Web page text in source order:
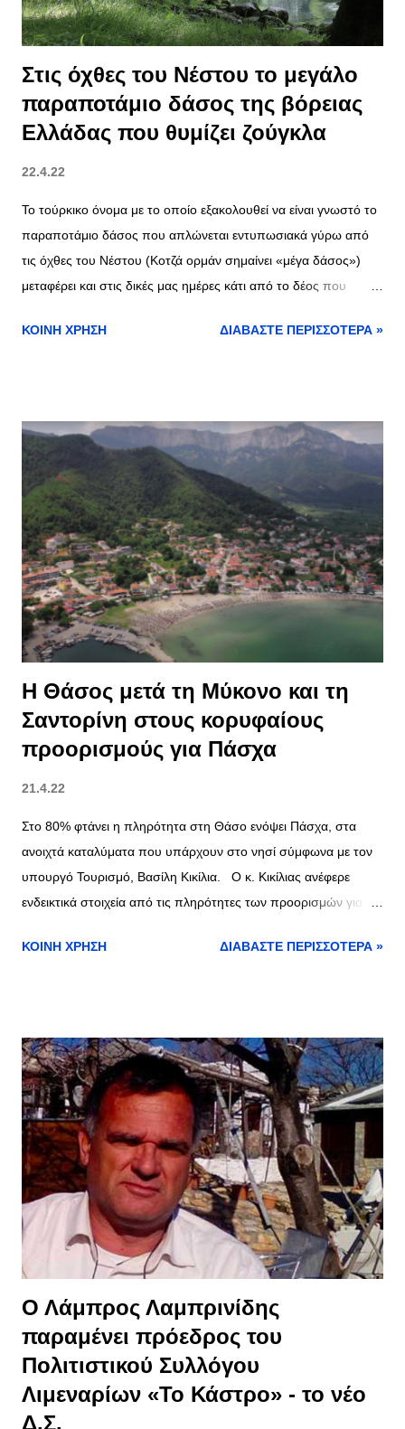
Στις όχθες του Νέστου το μεγάλο
παραποτάμιο δάσος της βόρειας
Ελλάδας που θυμίζει ζούγκλα
22.4.22
Το τούρκικο όνομα με το οποίο εξακολουθεί να είναι γνωστό το
παραποτάμιο δάσος που απλώνεται εντυπωσιακά γύρω από
τις όχθες του Νέστου (Κοτζά ορμάν σημαίνει «μέγα δάσος»)
μεταφέρει και στις δικές μας ημέρες κάτι από το δέος που
περιοχή του Δήμου Νέστου που από τα 75.000 χιλιάδες
ανάρτησε το δημοσίευμα του travel.gr στον προσωπικό της
λογαριασμό. Πολλοί από όσους το έχουν επισκεφθεί κάνουν
λόγο για την τελευταία «ζούγκλα» που υπάρχει στην Ευρώπη
(τηρουμένων βέβαια όλων των αναλογιών). Δείτε εδώ το
δημοσιεύμα
ΚΟΙΝΉ ΧΡΉΣΗ ΔΙΑΒΆΣΤΕ ΠΕΡΙΣΣΌΤΕΡΑ »
Η Θάσος μετά τη Μύκονο και τη
Σαντορίνη στους κορυφαίους
προορισμούς για Πάσχα
21.4.22
Στο 80% φτάνει η πληρότητα στη Θάσο ενόψει Πάσχα, στα
ανοιχτά καταλύματα που υπάρχουν στο νησί σύμφωνα με τον
υπουργό Τουρισμό, Βασίλη Κικίλια. Ο κ. Κικίλιας ανέφερε
ενδεικτικά στοιχεία από τις πληρότητες των προορισμών για τις
δημοφιλείς προορισμούς, όπως η Μύκονος 85%, Ηράκλειο
Καλάβρυτα 70%. Τα στοιχεία αυτά αφορούν τόσο Έλληνες
ταξιδιώτες, όσο και ξένους επισκέπτες που είναι ήδη στη χώρα,
όπως Αμερικάνοι στη Σαντορίνη, Ρουμάνοι στη Θάσο,
Ισραηλινοί στα Ιωάννινα, Γάλλοι στο Ηράκλειο. Οι τρεις άξονες
της στρατηγικής για τον τουρισμό «Η στρατηγική του
υπουργείου τουρισμού επικεντρώνεται σε τρεις άξονες, πρώτον
να φωτίζουμε όλους τους προορισμούς της χώρας, δεύτερον
να επιμηκύνουμε την τουριστική περίοδο και τρίτον να φέρουμε
επισκέπτες νωρίτερα από ποτέ» τόνισε...
ΚΟΙΝΉ ΧΡΉΣΗ ΔΙΑΒΆΣΤΕ ΠΕΡΙΣΣΌΤΕΡΑ »
Ο Λάμπρος Λαμπρινίδης
παραμένει πρόεδρος του
Πολιτιστικού Συλλόγου
Λιμεναρίων «Το Κάστρο» - το νέο
Δ.Σ.